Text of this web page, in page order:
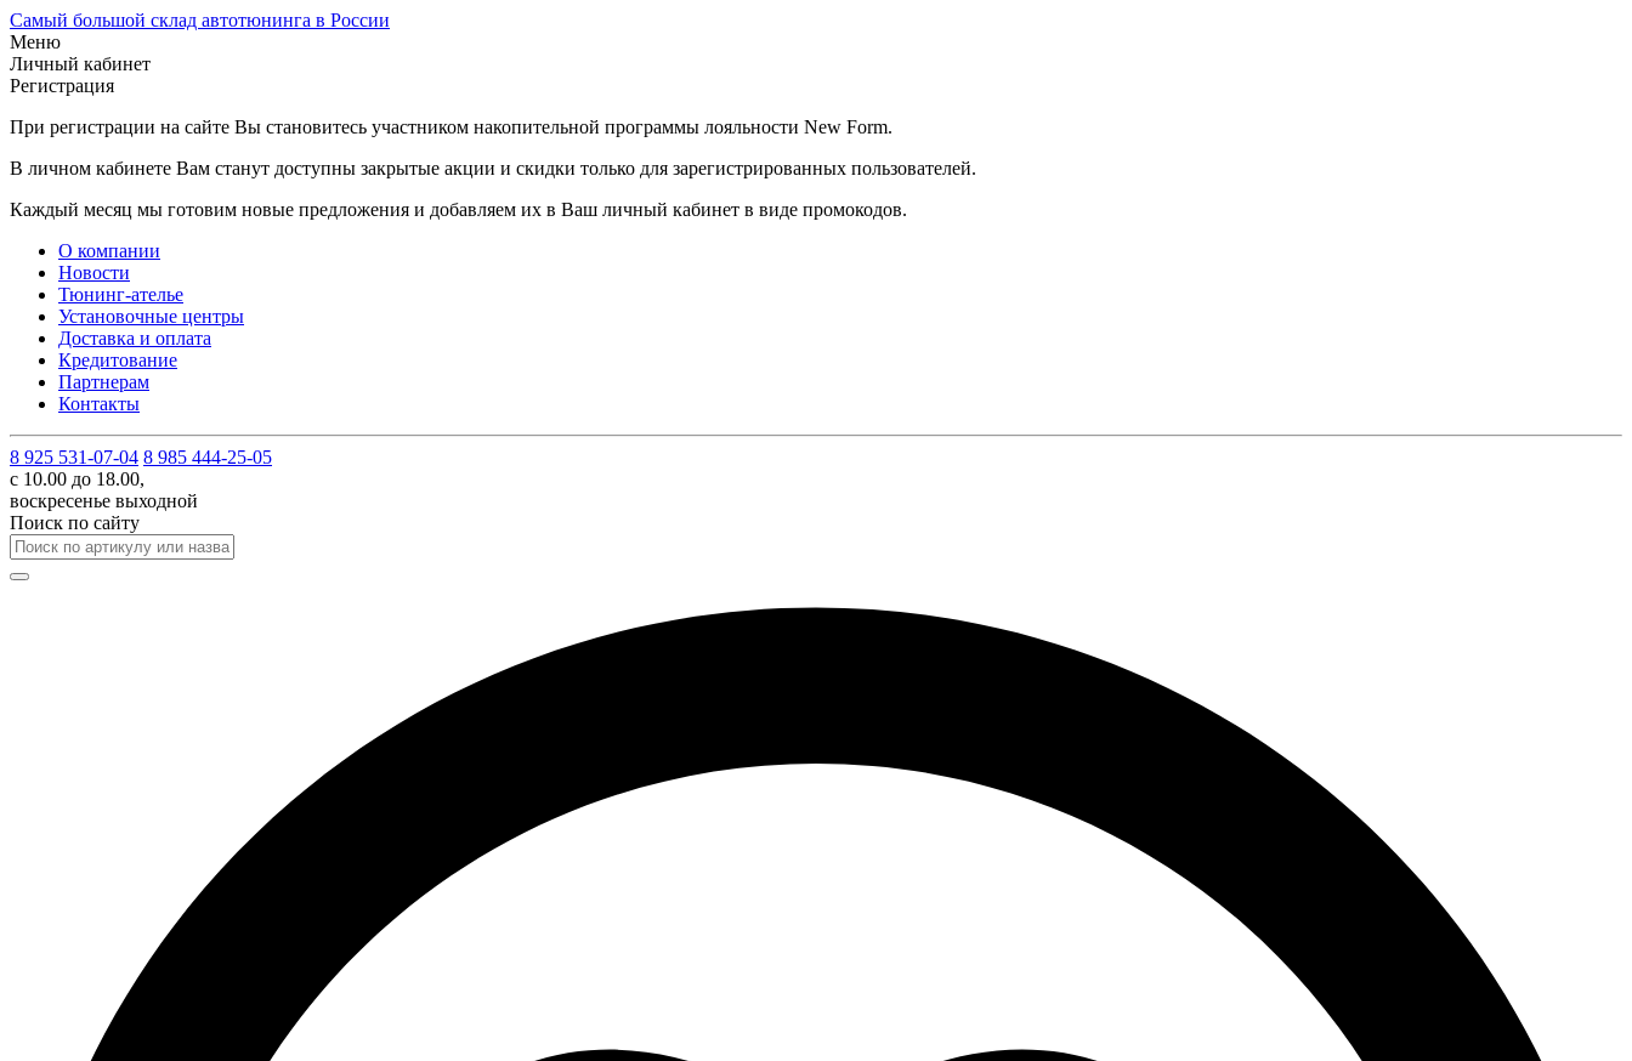
Самый большой склад автотюнинга в России
Меню
Личный кабинет
Регистрация
При регистрации на сайте Вы становитесь участником накопительной программы лояльности New Form.
В личном кабинете Вам станут доступны закрытые акции и скидки только для зарегистрированных пользователей.
Каждый месяц мы готовим новые предложения и добавляем их в Ваш личный кабинет в виде промокодов.
О компании
Новости
Тюнинг-ателье
Установочные центры
Доставка и оплата
Кредитование
Партнерам
Контакты
8 925 531-07-04 8 985 444-25-05
с 10.00 до 18.00,
воскресенье выходной
Поиск по сайту